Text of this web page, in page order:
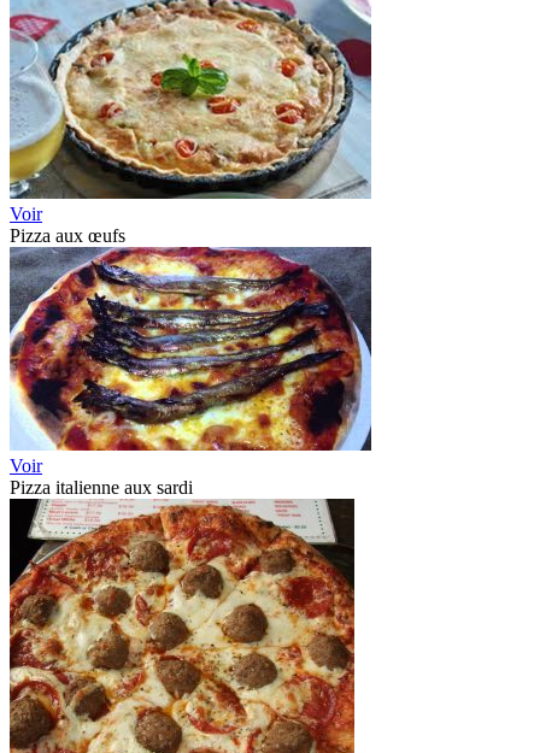
Voir
Pizza aux œufs
Voir
Pizza italienne aux sardi